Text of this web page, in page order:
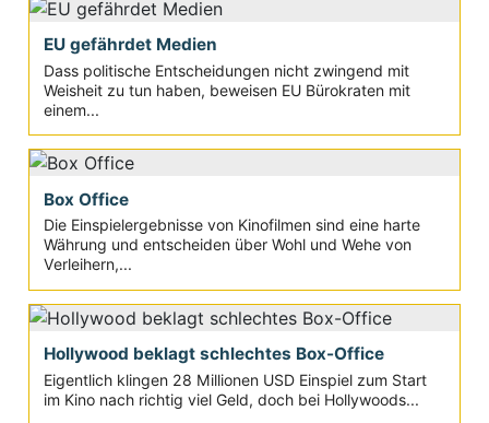
EU gefährdet Medien
Dass politische Entscheidungen nicht zwingend mit
Weisheit zu tun haben, beweisen EU Bürokraten mit
einem...
Box Office
Die Einspielergebnisse von Kinofilmen sind eine harte
Währung und entscheiden über Wohl und Wehe von
Verleihern,...
Hollywood beklagt schlechtes Box-Office
Eigentlich klingen 28 Millionen USD Einspiel zum Start
im Kino nach richtig viel Geld, doch bei Hollywoods...